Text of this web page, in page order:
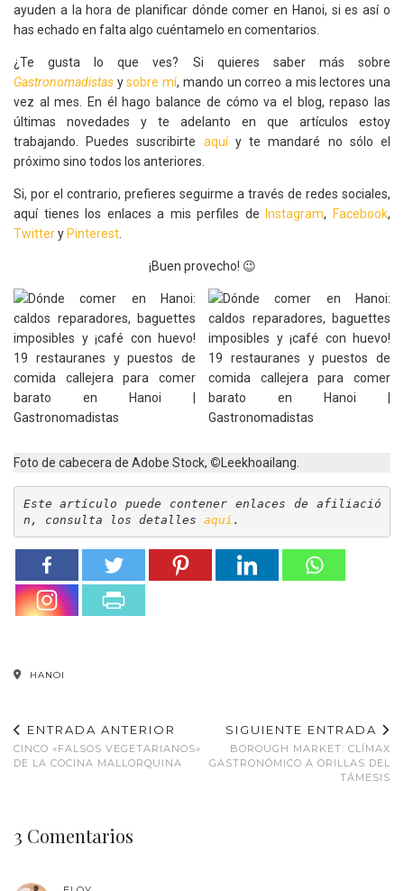
ayuden a la hora de planificar dónde comer en Hanoi, si es así o
has echado en falta algo cuéntamelo en comentarios.
¿Te gusta lo que ves? Si quieres saber más sobre
Gastronomadistas ysobre mí, mando un correo a mis lectores una
vez al mes. En él hago balance de cómo va el blog, repaso las
últimas novedades y te adelanto en que artículos estoy
trabajando. Puedes suscribirte aquíy te mandaré no sólo el
próximo sino todos los anteriores.
Si, por el contrario, prefieres seguirme a través de redes sociales,
aquí tienes los enlaces a mis perfiles de
Instagram, Facebook,
Twittery Pinterest.
¡Buen provecho! 😉
Foto de cabecera de Adobe Stock, ©Leekhoailang.
Este artículo puede contener enlaces de afiliació
n, consulta los detalles aquí .
HANOI
ENTRADA ANTERIOR
CINCO «FALSOS VEGETARIANOS»
DE LA COCINA MALLORQUINA
SIGUIENTE ENTRADA
BOROUGH MARKET: CLÍMAX
GASTRONÓMICO A ORILLAS DEL
TÁMESIS
3 Comentarios